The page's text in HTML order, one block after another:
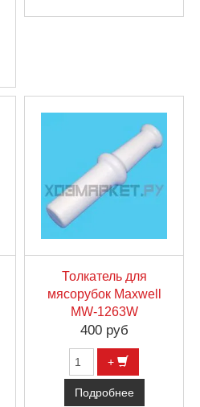
Толкатель для
мясорубок Maxwell
MW-1263W
400 руб
+
Подробнее